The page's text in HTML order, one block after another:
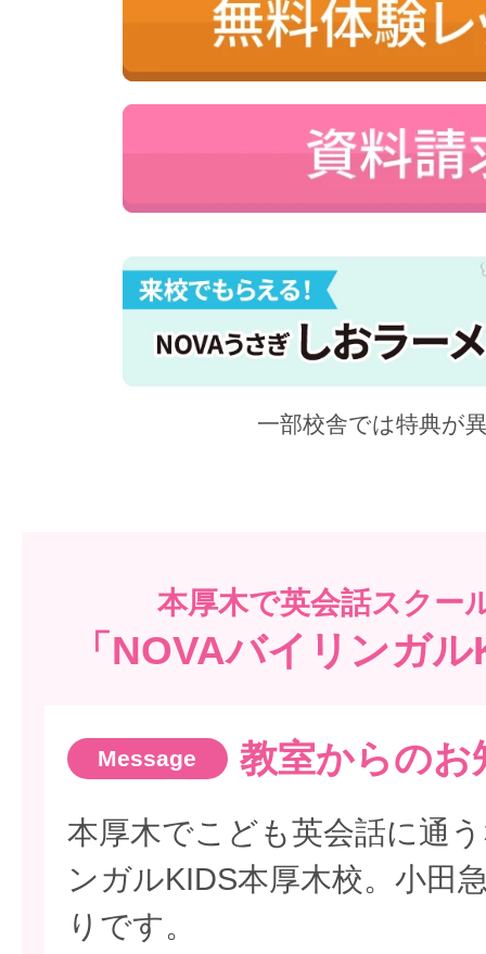
一部校舎では特典が
本厚木で英会話スクー
「NOVAバイリンガ
教室からのお
本厚木でこども英会話に通
ンガルKIDS本厚木校。小田
りです。